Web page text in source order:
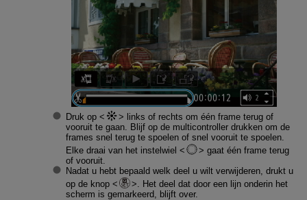
Druk op
links of rechts om één frame terug of
vooruit te gaan. Blijf op de multicontroller drukken om de
frames snel terug te spoelen of snel vooruit te spoelen.
Elke draai van het instelwiel
gaat één frame terug
of vooruit.
Nadat u hebt bepaald welk deel u wilt verwijderen, drukt u
op de knop
. Het deel dat door een lijn onderin het
scherm is gemarkeerd, blijft over.